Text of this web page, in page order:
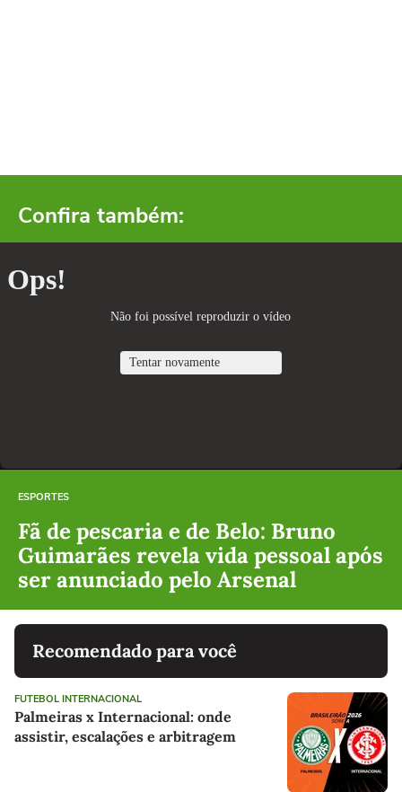
Confira também:
ESPORTES
Fã de pescaria e de Belo: Bruno
Guimarães revela vida pessoal após
ser anunciado pelo Arsenal
Recomendado para você
FUTEBOL INTERNACIONAL
Palmeiras x Internacional: onde
assistir, escalações e arbitragem